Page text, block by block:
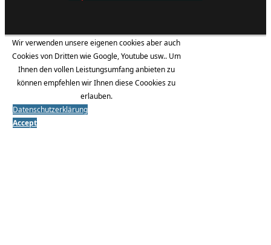
Wir verwenden unsere eigenen cookies aber auch
Cookies von Dritten wie Google, Youtube usw.. Um
Ihnen den vollen Leistungsumfang anbieten zu
können empfehlen wir Ihnen diese Coookies zu
erlauben.
Datenschutzerklärung
Accept